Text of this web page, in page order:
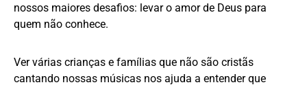
nossos maiores desafios: levar o amor de Deus para
quem não conhece.
Ver várias crianças e famílias que não são cristãs
cantando nossas músicas nos ajuda a entender que